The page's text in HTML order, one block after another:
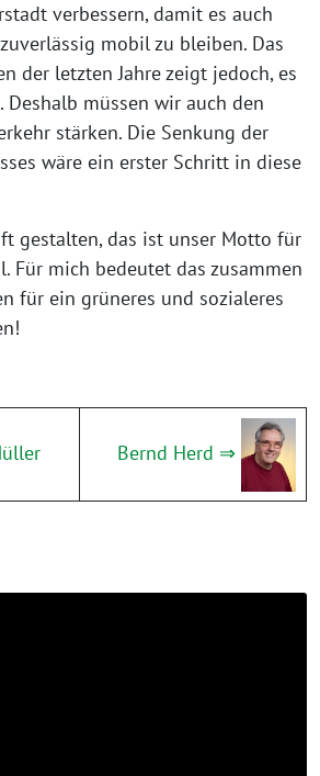
verbessern, damit es auch
mobil zu bleiben. Das
der letzten Jahre zeigt jedoch, es
müssen wir auch den
stärken. Die Senkung der
wäre ein erster Schritt in diese
gestalten, das ist unser Motto für
Für mich bedeutet das zusammen
für ein grüneres und sozialeres
Bernd Herd ⇒